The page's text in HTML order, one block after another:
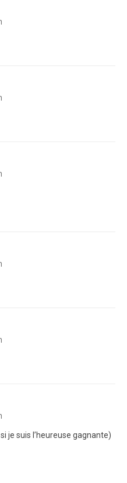
je suis l’heureuse gagnante)